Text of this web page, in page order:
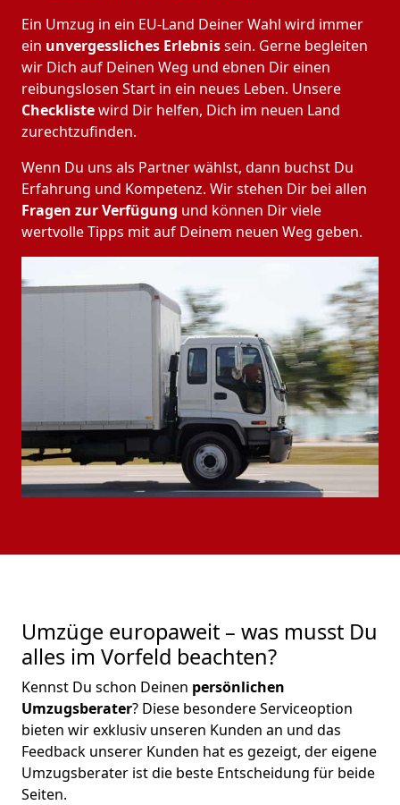
Ein Umzug in ein EU-Land Deiner Wahl wird immer
ein unvergessliches Erlebnissein. Gerne begleiten
wir Dich auf Deinen Weg und ebnen Dir einen
reibungslosen Start in ein neues Leben. Unsere
Checklistewird Dir helfen, Dich im neuen Land
zurechtzufinden.
Wenn Du uns als Partner wählst, dann buchst Du
Erfahrung und Kompetenz. Wir stehen Dir bei allen
Fragen zur Verfügung und können Dir viele
wertvolle Tipps mit auf Deinem neuen Weg geben.
Umzüge europaweit – was musst Du
alles im Vorfeld beachten?
Kennst Du schon Deinen persönlichen
Umzugsberater? Diese besondere Serviceoption
bieten wir exklusiv unseren Kunden an und das
Feedback unserer Kunden hat es gezeigt, der eigene
Umzugsberater ist die beste Entscheidung für beide
Seiten.